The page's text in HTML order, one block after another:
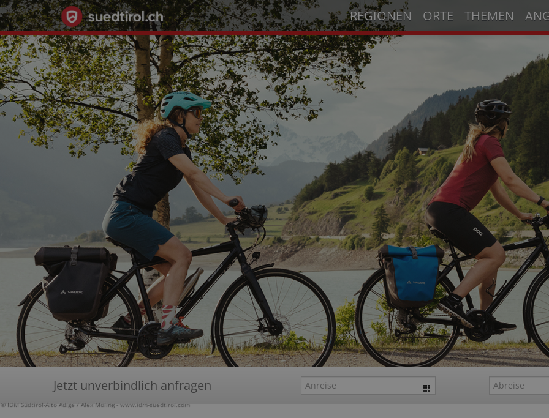
REGIONEN ORTE THEMEN
© IDM Südtirol-Alto Adige / Alex Moling - www.idm-suedtirol.com
Jetzt unverbindlich anfragen